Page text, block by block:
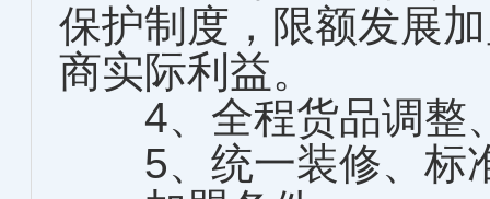
保护制度，限额发展
商实际利益。
4、全程货品调整
5、统一装修、标